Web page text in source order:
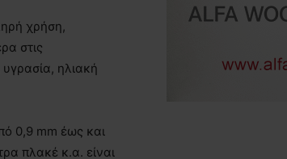
χρήση,
στις
ηλιακή
0,9 mm έως και
πλακέ κ.α. είναι